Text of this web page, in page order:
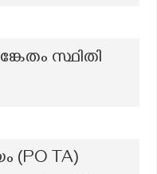
സ്ഥിതി
(PO TA)